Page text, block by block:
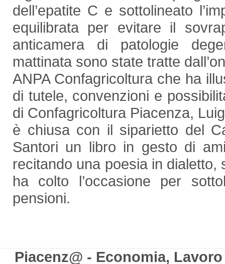
dell’epatite C e sottolineato
equilibrata per evitare il
anticamera di patologie
mattinata sono state tratte
ANPA Confagricoltura che ha
di tutele, convenzioni e
di Confagricoltura Piacenza,
è chiusa con il siparietto del
Santori un libro in gesto di
recitando una poesia in
ha colto l’occasione per
pensioni.
Piacenz@ - Economia,